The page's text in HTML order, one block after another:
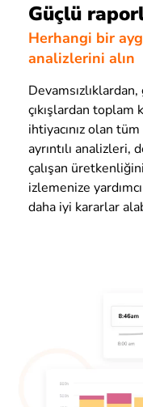
Güçlü
Herhangi bir
analizlerini alın
çıkışlardan toplam
ihtiyacınız olan
ayrıntılı
çalışan
izlemenize
daha iyi kararlar